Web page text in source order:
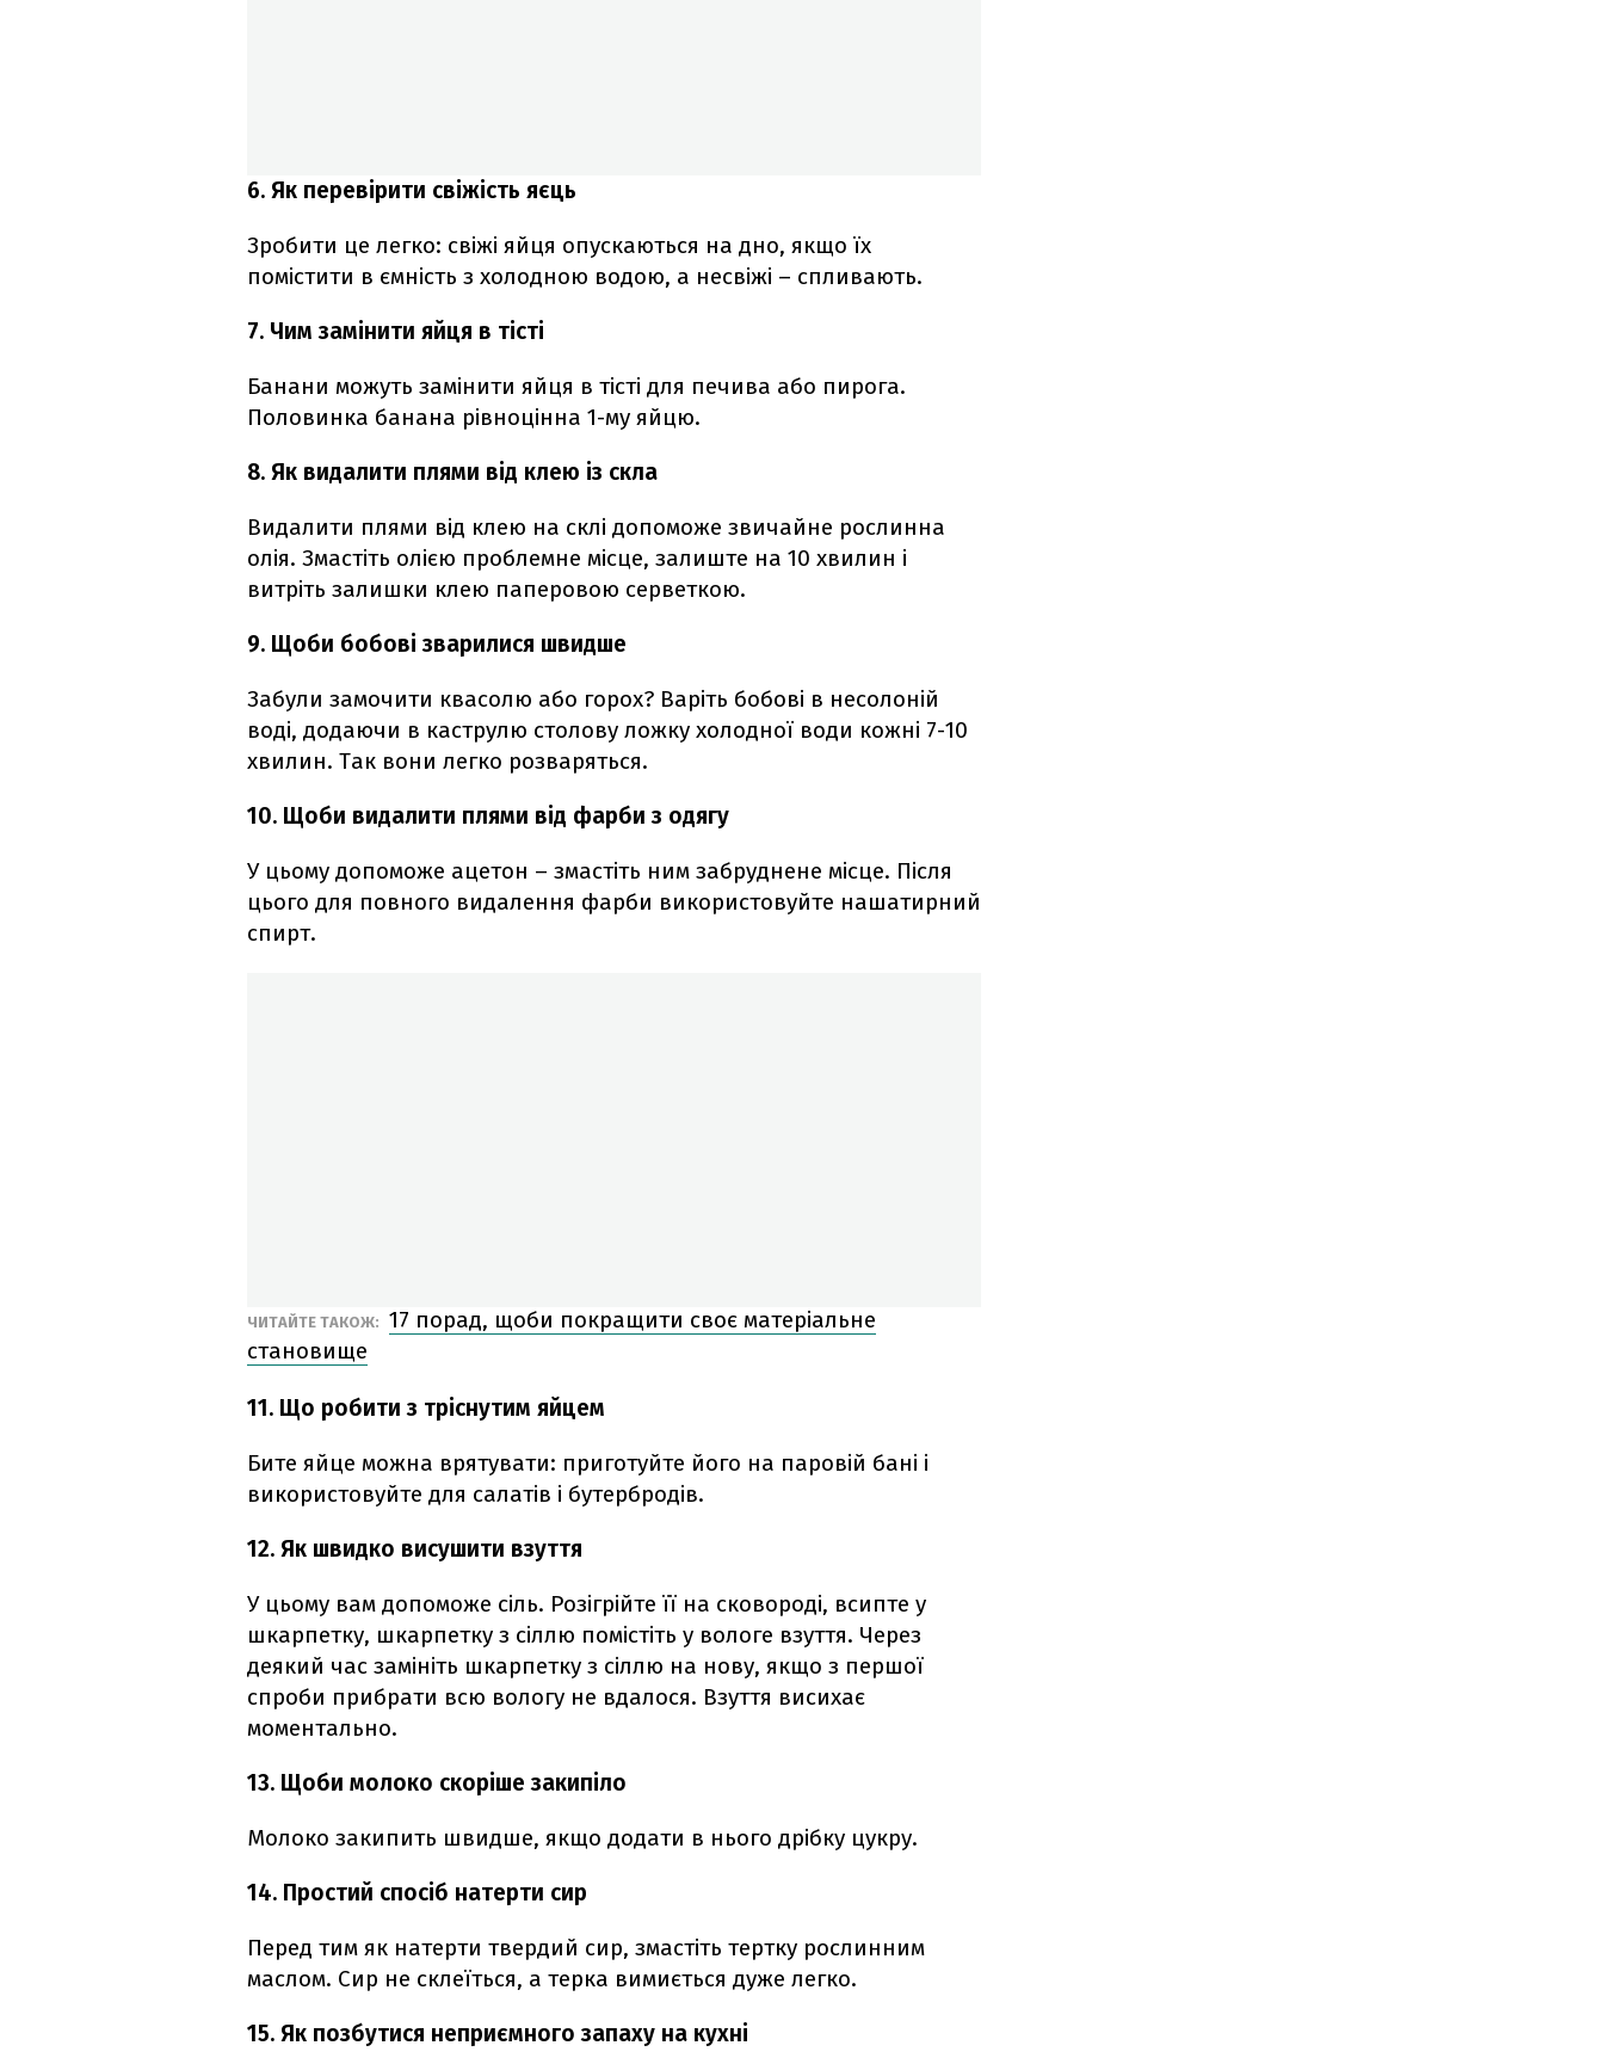
6. Як перевірити свіжість яєць
Зробити це легко: свіжі яйця опускаються на дно, якщо їх
помістити в ємність з холодною водою, а несвіжі – спливають.
7. Чим замінити яйця в тісті
Банани можуть замінити яйця в тісті для печива або пирога.
Половинка банана рівноцінна 1-му яйцю.
8. Як видалити плями від клею із скла
Видалити плями від клею на склі допоможе звичайне рослинна
олія. Змастіть олією проблемне місце, залиште на 10 хвилин і
витріть залишки клею паперовою серветкою.
9. Щоби бобові зварилися швидше
Забули замочити квасолю або горох? Варіть бобові в несолоній
воді, додаючи в каструлю столову ложку холодної води кожні 7-10
хвилин. Так вони легко розваряться.
10. Щоби видалити плями від фарби з одягу
У цьому допоможе ацетон – змастіть ним забруднене місце. Після
цього для повного видалення фарби використовуйте нашатирний
спирт.
ЧИТАЙТЕ ТАКОЖ: 17 порад, щоби покращити своє матеріальне
становище
11. Що робити з тріснутим яйцем
Бите яйце можна врятувати: приготуйте його на паровій бані і
використовуйте для салатів і бутербродів.
12. Як швидко висушити взуття
У цьому вам допоможе сіль. Розігрійте її на сковороді, всипте у
шкарпетку, шкарпетку з сіллю помістіть у вологе взуття. Через
деякий час замініть шкарпетку з сіллю на нову, якщо з першої
спроби прибрати всю вологу не вдалося. Взуття висихає
моментально.
13. Щоби молоко скоріше закипіло
Молоко закипить швидше, якщо додати в нього дрібку цукру.
14. Простий спосіб натерти сир
Перед тим як натерти твердий сир, змастіть тертку рослинним
маслом. Сир не склеїться, а терка вимиється дуже легко.
15. Як позбутися неприємного запаху на кухні